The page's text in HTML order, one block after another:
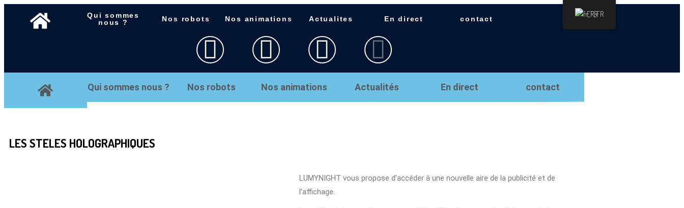
Qui sommes
nous ?
Nos robots Nos animations Actualites En direct contact
Qui sommes nous ? Nos robots Nos animations Actualités En direct contact
LES STELES HOLOGRAPHIQUES
LUMYNIGHT vous propose d’accéder à une nouvelle aire de la publicité et de
l’affichage.
FR_FR